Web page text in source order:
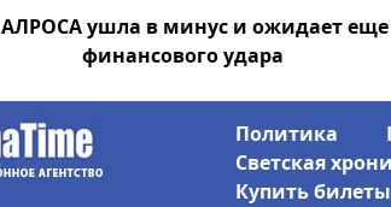
АЛРОСА ушла в минус и ожидает еще
финансового удара
Политика
Светская
Купить билеты